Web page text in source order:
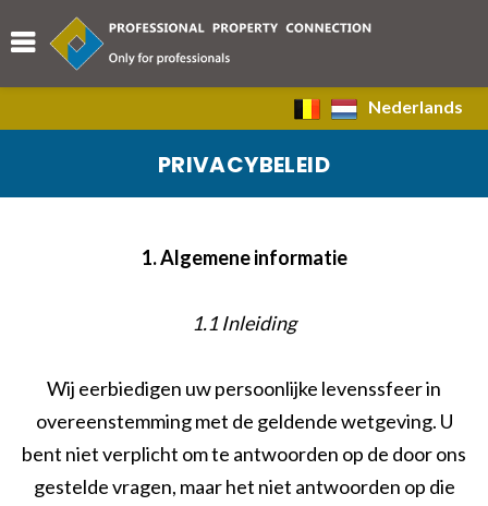
Nederlands
PRIVACYBELEID
1. Algemene informatie
1.1 Inleiding
Wij eerbiedigen uw persoonlijke levenssfeer in
overeenstemming met de geldende wetgeving. U
bent niet verplicht om te antwoorden op de door ons
gestelde vragen, maar het niet antwoorden op die